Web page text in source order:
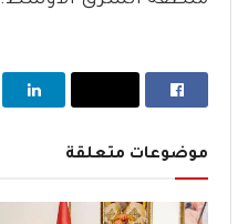
موضوعات متعلقة